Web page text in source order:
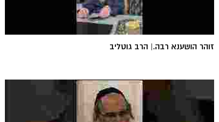
זוהר הושענא רבה.| הרב גוטליב